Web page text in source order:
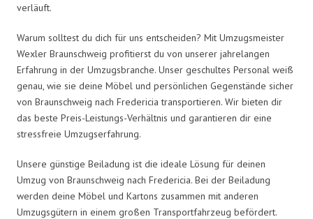
verläuft.
Warum solltest du dich für uns entscheiden? Mit Umzugsmeister
Wexler Braunschweig profitierst du von unserer jahrelangen
Erfahrung in der Umzugsbranche. Unser geschultes Personal weiß
genau, wie sie deine Möbel und persönlichen Gegenstände sicher
von Braunschweig nach Fredericia transportieren. Wir bieten dir
das beste Preis-Leistungs-Verhältnis und garantieren dir eine
stressfreie Umzugserfahrung.
Unsere günstige Beiladung ist die ideale Lösung für deinen
Umzug von Braunschweig nach Fredericia. Bei der Beiladung
werden deine Möbel und Kartons zusammen mit anderen
Umzugsgütern in einem großen Transportfahrzeug befördert.